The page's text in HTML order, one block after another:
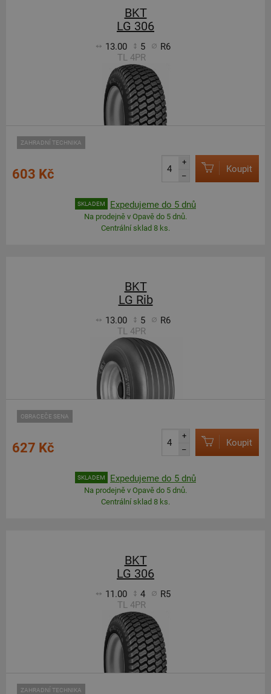
BKT
LG 306
13.00 5
R6
TL 4PR
ZAHRADNÍ TECHNIKA
603 Kč
+
–
Koupit
SKLADEM Expedujeme do 5 dnů
Na prodejně v Opavě do 5 dnů.
Centrální sklad 8 ks.
BKT
LG Rib
13.00 5
R6
TL 4PR
OBRACEČE SENA
627 Kč
+
–
Koupit
SKLADEM Expedujeme do 5 dnů
Na prodejně v Opavě do 5 dnů.
Centrální sklad 8 ks.
BKT
LG 306
11.00 4
R5
TL 4PR
ZAHRADNÍ TECHNIKA